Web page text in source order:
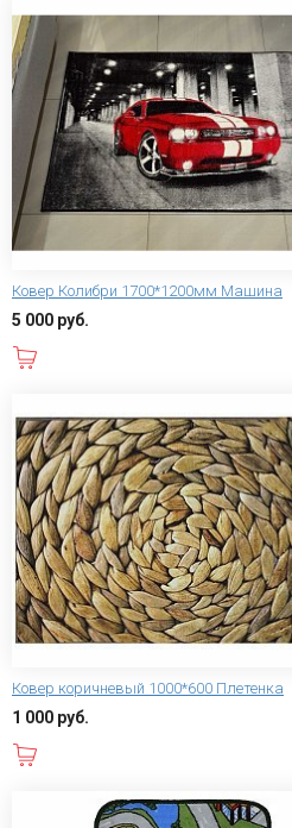
Ковер Колибри 1700*1200мм Машина
5 000 руб.
Ковер коричневый 1000*600 Плетенка
1 000 руб.